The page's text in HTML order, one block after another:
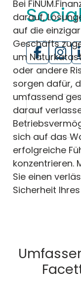
Bei
darauf,
auf die
Geschäfts
um
oder andere
sorgen dafür,
umfassend
darauf
sich auf das
erfolgreiche
konzentrieren.
Sie einen
Sicherheit